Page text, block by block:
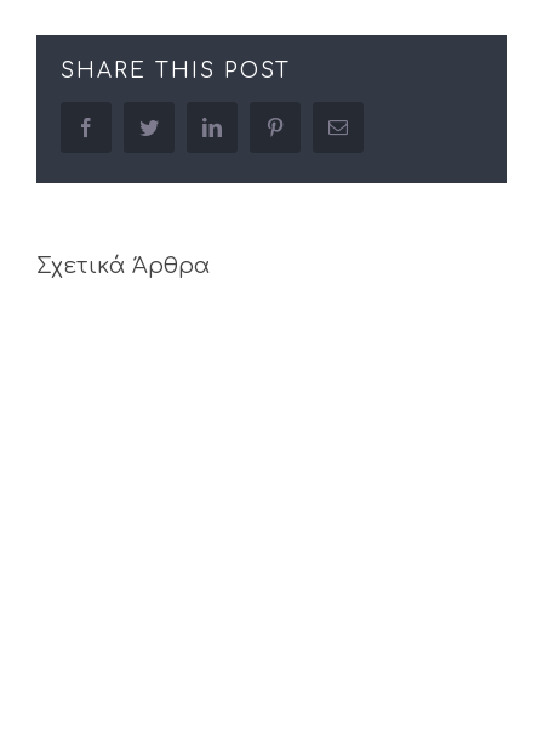
SHARE THIS POST
facebooktwitter linkedin pinterestEmail
Σχετικά Άρθρα